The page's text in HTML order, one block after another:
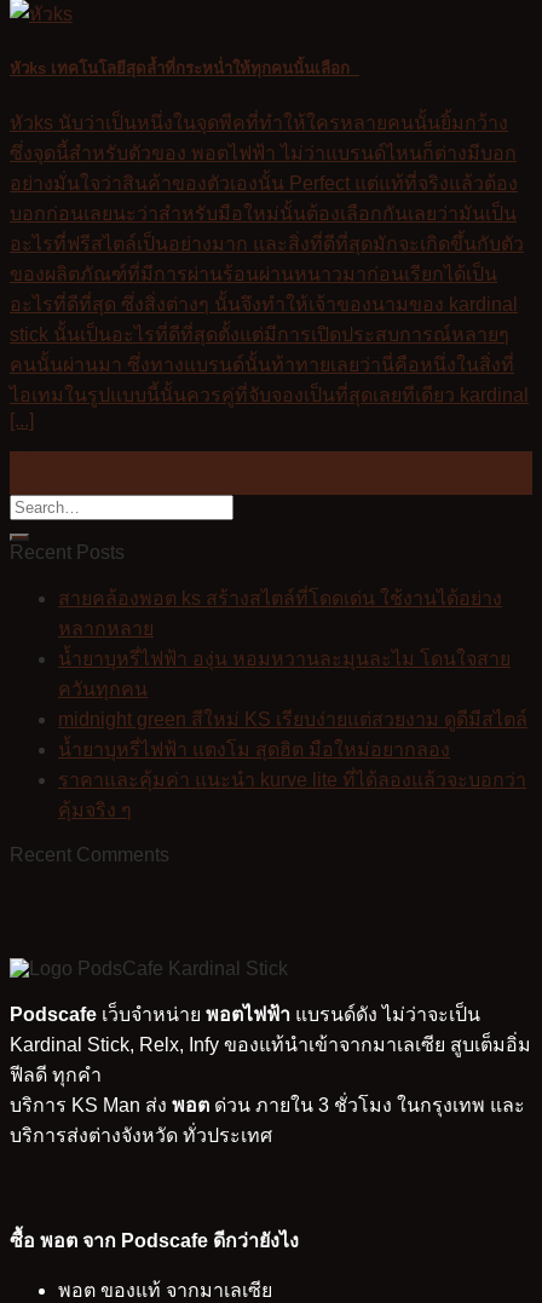
หัวks เทคโนโลยีสุดล้ำที่กระหน่ำให้ทุกคนนั้นเลือก
หัวks นับว่าเป็นหนึ่งในจุดพีคที่ทำให้ใครหลายคนนั้นยิ้มกว้าง
ซึ่งจุดนี้สำหรับตัวของ พอตไฟฟ้า ไม่ว่าแบรนด์ไหนก็ต่างมีบอก
อย่างมั่นใจว่าสินค้าของตัวเองนั้น Perfect แต่แท้ที่จริงแล้วต้อง
บอกก่อนเลยนะว่าสำหรับมือใหม่นั้นต้องเลือกกันเลยว่ามันเป็น
อะไรที่ฟรีสไตล์เป็นอย่างมาก และสิ่งที่ดีที่สุดมักจะเกิดขึ้นกับตัว
ของผลิตภัณฑ์ที่มีการผ่านร้อนผ่านหนาวมาก่อนเรียกได้เป็น
อะไรที่ดีที่สุด ซึ่งสิ่งต่างๆ นั้นจึงทำให้เจ้าของนามของ kardinal
stick นั้นเป็นอะไรที่ดีที่สุดตั้งแต่มีการเปิดประสบการณ์หลายๆ
คนนั้นผ่านมา ซึ่งทางแบรนด์นั้นท้าทายเลยว่านี่คือหนึ่งในสิ่งที่
ไอเทมในรูปแบบนี้นั้นควรคู่ที่จับจองเป็นที่สุดเลยทีเดียว kardinal
[...]
Recent Posts
สายคล้องพอต ks สร้างสไตล์ที่โดดเด่น ใช้งานได้อย่าง
หลากหลาย
น้ำยาบุหรี่ไฟฟ้า องุ่น หอมหวานละมุนละไม โดนใจสาย
ควันทุกคน
midnight green สีใหม่ KS เรียบง่ายแต่สวยงาม ดูดีมีสไตล์
น้ำยาบุหรี่ไฟฟ้า แตงโม สุดฮิต มือใหม่อยากลอง
ราคาและคุ้มค่า แนะนำ kurve lite ที่ได้ลองแล้วจะบอกว่า
คุ้มจริง ๆ
Recent Comments
Podscafe เว็บจำหน่าย พอตไฟฟ้า แบรนด์ดัง ไม่ว่าจะเป็น
Kardinal Stick, Relx, Infy ของแท้นำเข้าจากมาเลเซีย สูบเต็มอิ่ม
ฟีลดี ทุกคำ
บริการ KS Man ส่ง พอต ด่วน ภายใน 3 ชั่วโมง ในกรุงเทพ และ
บริการส่งต่างจังหวัด ทั่วประเทศ
ซื้อ พอต จาก Podscafe ดีกว่ายังไง
พอต ของแท้ จากมาเลเซีย